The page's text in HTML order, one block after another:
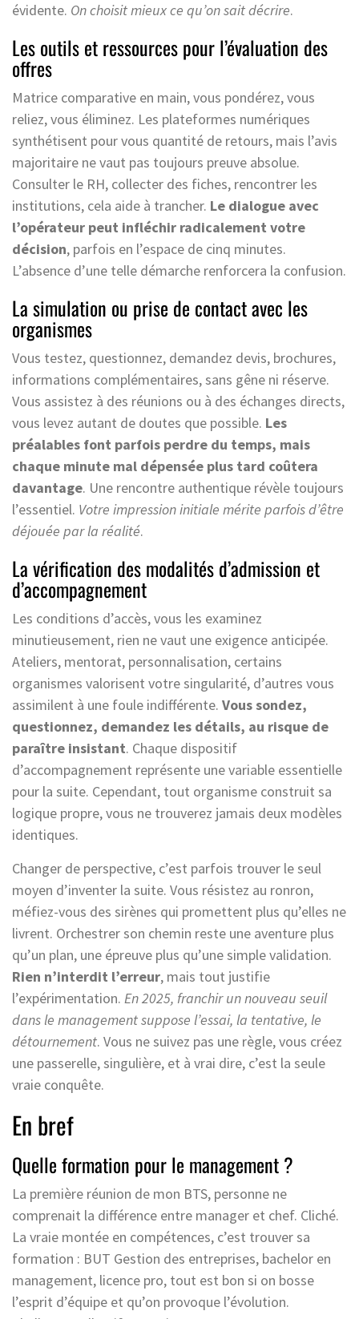
évidente. On choisit mieux ce qu’on sait décrire.
Les outils et ressources pour l’évaluation des
offres
Matrice comparative en main, vous pondérez, vous
reliez, vous éliminez. Les plateformes numériques
synthétisent pour vous quantité de retours, mais l’avis
majoritaire ne vaut pas toujours preuve absolue.
Consulter le RH, collecter des fiches, rencontrer les
institutions, cela aide à trancher. Le dialogue avec
l’opérateur peut infléchir radicalement votre
décision, parfois en l’espace de cinq minutes.
L’absence d’une telle démarche renforcera la confusion.
La simulation ou prise de contact avec les
organismes
Vous testez, questionnez, demandez devis, brochures,
informations complémentaires, sans gêne ni réserve.
Vous assistez à des réunions ou à des échanges directs,
vous levez autant de doutes que possible. Les
préalables font parfois perdre du temps, mais
chaque minute mal dépensée plus tard coûtera
davantage. Une rencontre authentique révèle toujours
l’essentiel. Votre impression initiale mérite parfois d’être
déjouée par la réalité.
La vérification des modalités d’admission et
d’accompagnement
Les conditions d’accès, vous les examinez
minutieusement, rien ne vaut une exigence anticipée.
Ateliers, mentorat, personnalisation, certains
organismes valorisent votre singularité, d’autres vous
assimilent à une foule indifférente. Vous sondez,
questionnez, demandez les détails, au risque de
paraître insistant. Chaque dispositif
d’accompagnement représente une variable essentielle
pour la suite. Cependant, tout organisme construit sa
logique propre, vous ne trouverez jamais deux modèles
identiques.
Changer de perspective, c’est parfois trouver le seul
moyen d’inventer la suite. Vous résistez au ronron,
méfiez-vous des sirènes qui promettent plus qu’elles ne
livrent. Orchestrer son chemin reste une aventure plus
qu’un plan, une épreuve plus qu’une simple validation.
Rien n’interdit l’erreur, mais tout justifie
l’expérimentation. En 2025, franchir un nouveau seuil
dans le management suppose l’essai, la tentative, le
détournement. Vous ne suivez pas une règle, vous créez
une passerelle, singulière, et à vrai dire, c’est la seule
vraie conquête.
En bref
Quelle formation pour le management ?
La première réunion de mon BTS, personne ne
comprenait la différence entre manager et chef. Cliché.
La vraie montée en compétences, c’est trouver sa
formation : BUT Gestion des entreprises, bachelor en
management, licence pro, tout est bon si on bosse
l’esprit d’équipe et qu’on provoque l’évolution.